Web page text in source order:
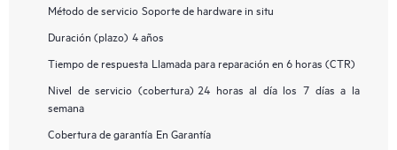
Método de servicio Soporte de hardware in situ
Duración (plazo) 4 años
Tiempo de respuesta Llamada para reparación en 6 horas (CTR)
Nivel de servicio (cobertura) 24 horas al día los 7 días a la
semana
Cobertura de garantía En Garantía